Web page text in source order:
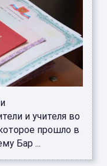
и учителя во
прошло в
Бар ...